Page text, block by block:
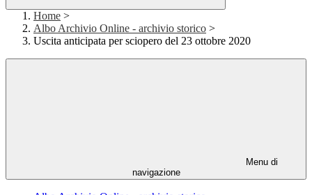
Home >
Albo Archivio Online - archivio storico >
Uscita anticipata per sciopero del 23 ottobre 2020
Menu di
navigazione